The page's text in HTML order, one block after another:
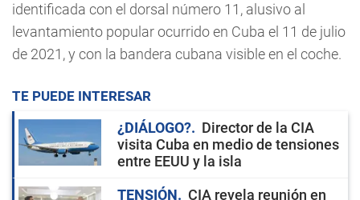
identificada con el dorsal número 11, alusivo al
levantamiento popular ocurrido en Cuba el 11 de julio
de 2021, y con la bandera cubana visible en el coche.
TE PUEDE INTERESAR
¿DIÁLOGO?
Director de la CIA
visita Cuba en medio de tensiones
entre EEUU y la isla
TENSIÓN
CIA revela reunión en